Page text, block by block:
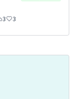
3 3